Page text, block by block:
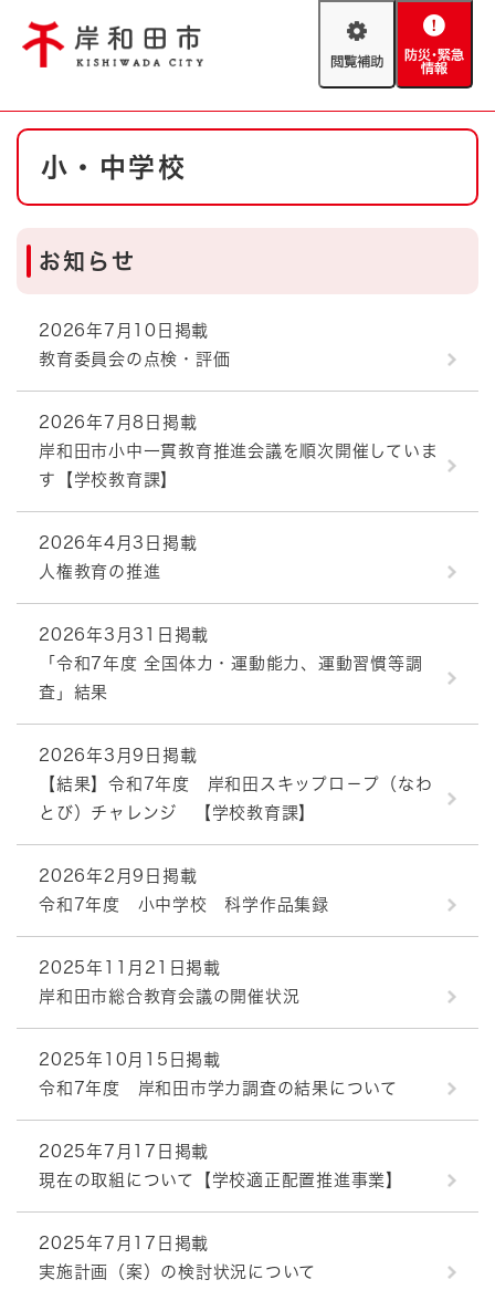
閲
助
防
緊
やさしい日本語
文字サイズ 標準
背景色変更 白 黒 青
とじる
防災・緊急情報
ハザードマップ AED設置箇所
本
小・中学校
お知らせ
2026年7月10日掲載
教育委員会の点検・評価
2026年7月8日掲載
岸和田市小中一貫教育推進会議を順次開催していま
す【学校教育課】
2026年4月3日掲載
人権教育の推進
2026年3月31日掲載
「令和7年度 全国体力・運動能力、運動習慣等調
査」結果
2026年3月9日掲載
【結果】令和7年度 岸和田スキップロ－プ（なわ
とび）チャレンジ 【学校教育課】
2026年2月9日掲載
令和7年度 小中学校 科学作品集録
2025年11月21日掲載
岸和田市総合教育会議の開催状況
2025年10月15日掲載
令和7年度 岸和田市学力調査の結果について
2025年7月17日掲載
現在の取組について【学校適正配置推進事業】
2025年7月17日掲載
実施計画（案）の検討状況について